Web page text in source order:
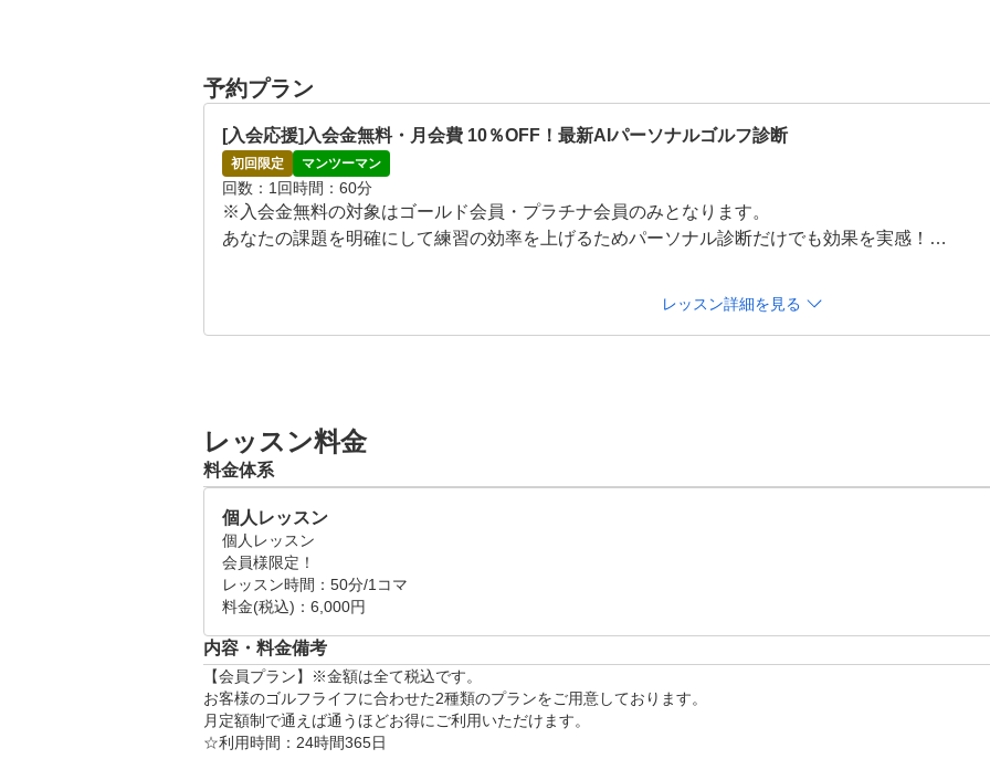
インパクトの詳細まで見える化し、スイング改善をサポートします。
＝24時間365日 完全個室＝
24時間365日利用可能な完全個室。
1フロア貸し切り制で、
90分のセッションにはゲスト3名まで同伴可能。
HYPERIONの特徴
• 予約のしやすさ: 40名会員制で枠が空いていれば当日30分前まで予約可
能。
• 定額制で通うほどお得
• 世界の実在するゴルフコースを体験
• 人気ブランドの無料レンタル
HYPERION GOLF STUDIOで、あなたのゴルフスキルを次のレベルへ引
また初心者向けにワンポイントレッスン会なども実施しておりますので
詳細は下記にてご確認ください！
▶https://peatix.com/user/21747575/dashboar
予約プラン
[入会応援]入会金無料・月会費 10％OFF！最新AIパーソナルゴルフ診断
初回限定 マンツーマン
回数 1回時間 60分
※入会金無料の対象はゴールド会員・プラチナ会員のみとなります。
あなたの課題を明確にして練習の効率を上げるためパーソナル診断だけでも効果を実感！
打ち出し角やスピン量など最適値を算出
〈STEP3〉
上達に繋がる練習が明確に
【レッスンスケジュール】
全日：10:00～20:00
お客様のご希望とスクールの空き状況に合わせてご予約可能です。
ご好評いただいておりますので、ご予約申し込みの際は、可能な限りなるべく複数日候補頂けま
予約成立し易くなります。
当日は受付にてご予約のお名前をスタッフへお伝えください。
※AI診断のため、コーチはおらずスタッフが対応いたします。
レッスン詳細を見る
レッスン料金
料金体系
個人レッスン
個人レッスン
会員様限定！
レッスン時間：50分/1コマ
料金(税込)：6,000円
内容・料金備考
【会員プラン】※金額は全て税込です。
お客様のゴルフライフに合わせた2種類のプランをご用意しております。
月定額制で通えば通うほどお得にご利用いただけます。
☆利用時間：24時間365日